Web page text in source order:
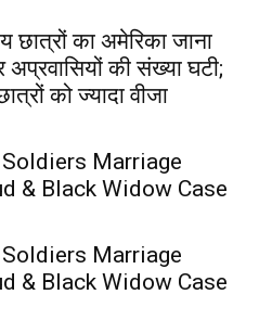
छात्रों का अमेरिका जाना
की संख्या घटी;
को ज्यादा वीजा
Marriage
& Black Widow Case
Marriage
& Black Widow Case